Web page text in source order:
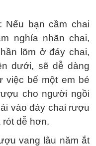
Nếu bạn cầm chai
nghía nhãn chai,
lõm ở đáy chai,
dưới, sẽ dễ dàng
việc bế một em bé
cho người ngồi
vào đáy chai rượu
dễ hơn.
vang lâu năm ắt